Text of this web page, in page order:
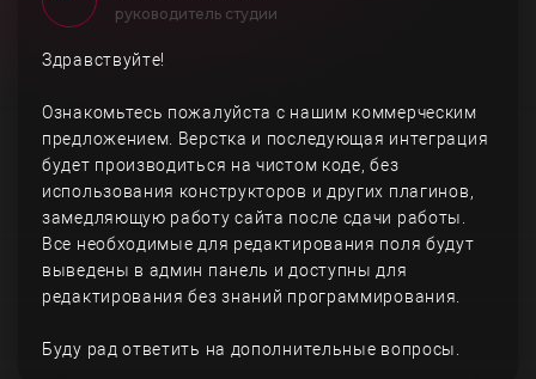
руководитель студии
Здравствуйте!
Ознакомьтесь пожалуйста с нашим коммерческим
предложением. Верстка и последующая интеграция
будет производиться на чистом коде, без
использования конструкторов и других плагинов,
замедляющую работу сайта после сдачи работы.
Все необходимые для редактирования поля будут
выведены в админ панель и доступны для
редактирования без знаний программирования.
Буду рад ответить на дополнительные вопросы.